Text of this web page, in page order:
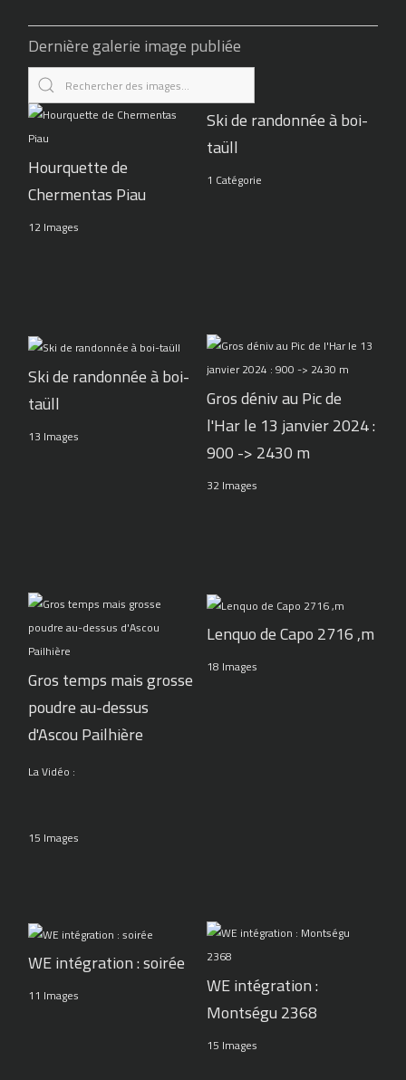
Dernière galerie image publiée
Hourquette de
Chermentas Piau
12 Images
Ski de randonnée à boi-
taüll
1 Catégorie
Ski de randonnée à boi-
taüll
13 Images
Gros déniv au Pic de
l'Har le 13 janvier 2024 :
900 -> 2430 m
32 Images
Gros temps mais grosse
poudre au-dessus
d'Ascou Pailhière
La Vidéo :
15 Images
Lenquo de Capo 2716 ,m
18 Images
WE intégration : soirée
11 Images
WE intégration :
Montségu 2368
15 Images